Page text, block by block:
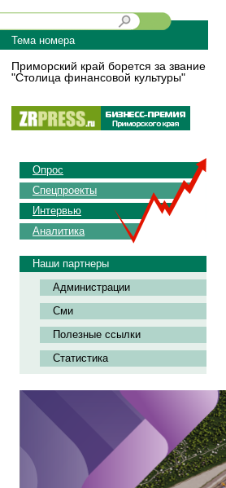
Тема номера
Приморский край борется за звание
"Столица финансовой культуры"
Опрос
Спецпроекты
Интервью
Аналитика
Наши партнеры
Администрации
Сми
Полезные ссылки
Статистика